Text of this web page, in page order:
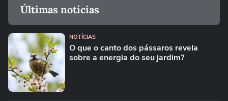
Últimas notícias
NOTÍCIAS
O que o canto dos pássaros revela
sobre a energia do seu jardim?